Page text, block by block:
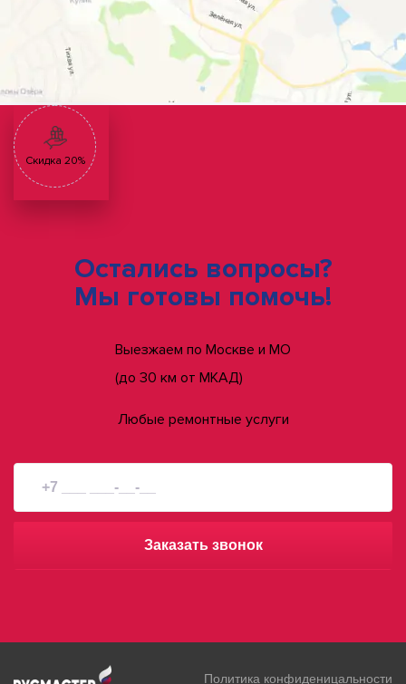
Скидка 20%
Остались вопросы?
Мы готовы помочь!
Выезжаем по Москве и МО
(до 30 км от МКАД)
Любые ремонтные услуги
Заказать звонок
Политика конфиденицальности